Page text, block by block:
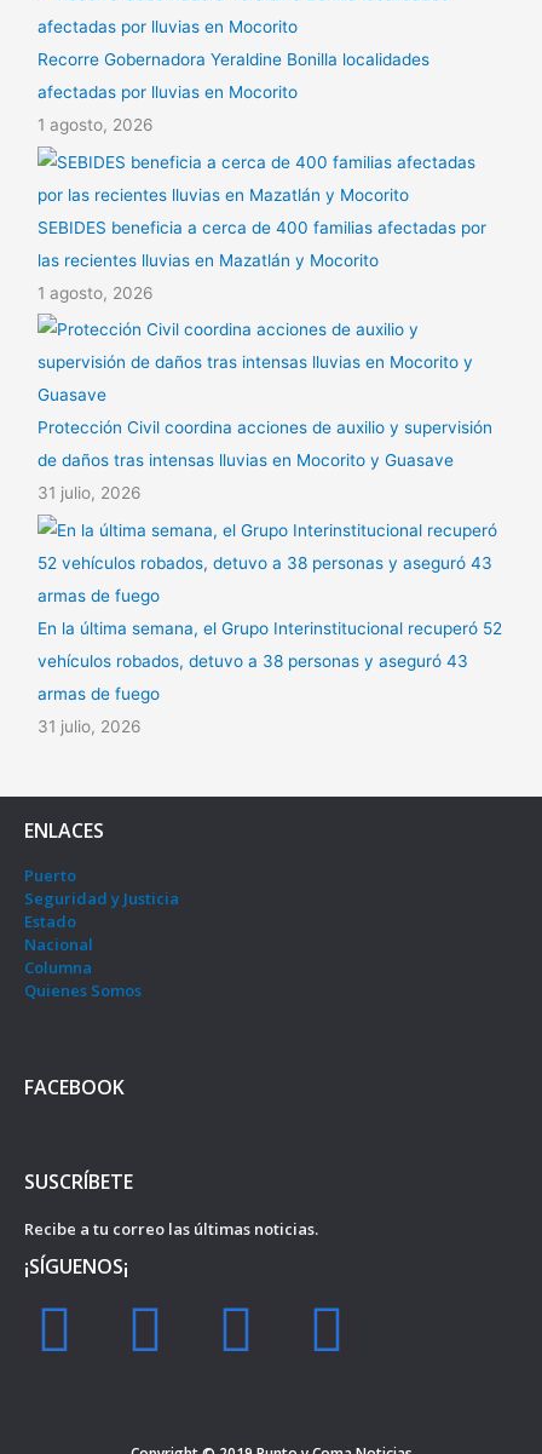
Recorre Gobernadora Yeraldine Bonilla localidades
afectadas por lluvias en Mocorito
1 agosto, 2026
SEBIDES beneficia a cerca de 400 familias afectadas por
las recientes lluvias en Mazatlán y Mocorito
1 agosto, 2026
Protección Civil coordina acciones de auxilio y supervisión
de daños tras intensas lluvias en Mocorito y Guasave
31 julio, 2026
En la última semana, el Grupo Interinstitucional recuperó 52
vehículos robados, detuvo a 38 personas y aseguró 43
armas de fuego
31 julio, 2026
ENLACES
Puerto
Seguridad y Justicia
Estado
Nacional
Columna
Quienes Somos
FACEBOOK
SUSCRÍBETE
Recibe a tu correo las últimas noticias.
¡SÍGUENOS¡
F
I
Y
T